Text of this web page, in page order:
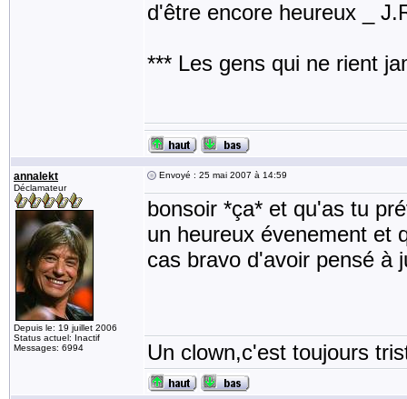
d'être encore heureux _
*** Les gens qui ne rient
annalekt
Déclamateur
Depuis le: 19 juillet 2006
Status actuel: Inactif
Messages: 6994
Envoyé : 25 mai 2007 à 14:59
bonsoir *ça* et qu'as tu
un heureux évenement et
cas bravo d'avoir pensé à
Un clown,c'est toujours